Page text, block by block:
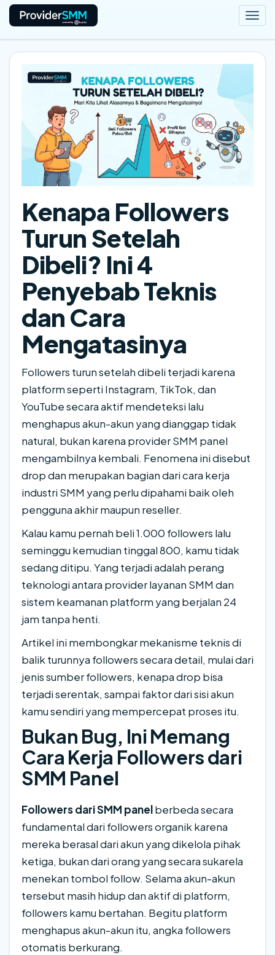
Kenapa Followers
Turun Setelah
Dibeli? Ini 4
Penyebab Teknis
dan Cara
Mengatasinya
Followers turun setelah dibeli terjadi karena
platform seperti Instagram, TikTok, dan
YouTube secara aktif mendeteksi lalu
menghapus akun-akun yang dianggap tidak
natural, bukan karena provider SMM panel
mengambilnya kembali. Fenomena ini disebut
drop dan merupakan bagian dari cara kerja
industri SMM yang perlu dipahami baik oleh
pengguna akhir maupun reseller.
Kalau kamu pernah beli 1.000 followers lalu
seminggu kemudian tinggal 800, kamu tidak
sedang ditipu. Yang terjadi adalah perang
teknologi antara provider layanan SMM dan
sistem keamanan platform yang berjalan 24
jam tanpa henti.
Artikel ini membongkar mekanisme teknis di
balik turunnya followers secara detail, mulai dari
jenis sumber followers, kenapa drop bisa
terjadi serentak, sampai faktor dari sisi akun
kamu sendiri yang mempercepat proses itu.
Bukan Bug, Ini Memang
Cara Kerja Followers dari
SMM Panel
Followers dari SMM panelberbeda secara
fundamental dari followers organik karena
mereka berasal dari akun yang dikelola pihak
ketiga, bukan dari orang yang secara sukarela
menekan tombol follow. Selama akun-akun
tersebut masih hidup dan aktif di platform,
followers kamu bertahan. Begitu platform
menghapus akun-akun itu, angka followers
otomatis berkurang.